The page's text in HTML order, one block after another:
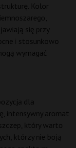
Kolor
się przy
i stosunkowo
wymagać
dla
intensywny aromat
który warto
którzy nie boją